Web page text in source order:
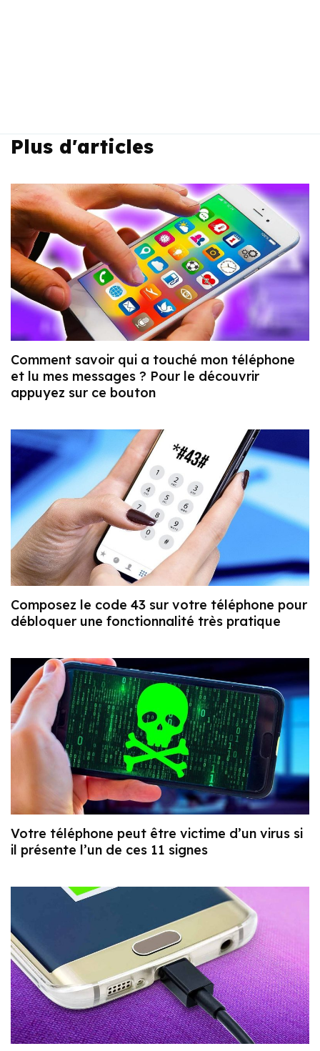
Plus d'articles
Comment savoir qui a touché mon téléphone
et lu mes messages ? Pour le découvrir
appuyez sur ce bouton
Composez le code 43 sur votre téléphone pour
débloquer une fonctionnalité très pratique
Votre téléphone peut être victime d’un virus si
il présente l’un de ces 11 signes